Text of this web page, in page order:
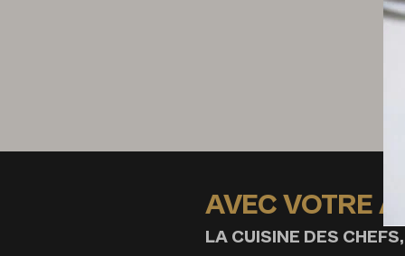
AVEC VOTRE
LA CUISINE DES